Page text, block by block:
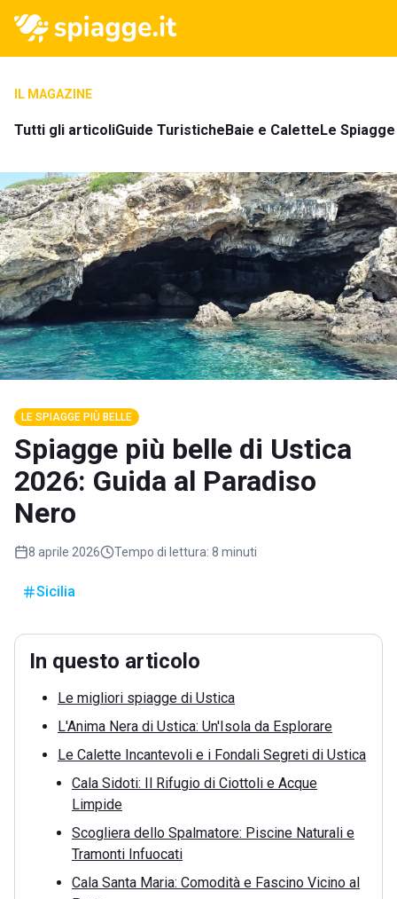
IL MAGAZINE
Tutti gli articoliGuide TuristicheBaie e CaletteLe
LE SPIAGGE PIÙ BELLE
Spiagge più belle di Ustica
2026: Guida al Paradiso
Nero
8 aprile 2026 Tempo di lettura: 8 minuti
Sicilia
In questo articolo
Le migliori spiagge di Ustica
L'Anima Nera di Ustica: Un'Isola da Esplorare
Le Calette Incantevoli e i Fondali Segreti di Ustica
Cala Sidoti: Il Rifugio di Ciottoli e Acque
Limpide
Scogliera dello Spalmatore: Piscine Naturali e
Tramonti Infuocati
Cala Santa Maria: Comodità e Fascino Vicino al